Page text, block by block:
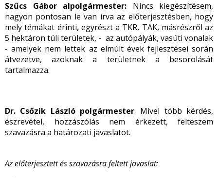
Szűcs Gábor alpolgármester: Nincs kiegészítésem,
nagyon pontosan le van írva az előterjesztésben, hogy
mely témákat érinti, egyrészt a TKR, TAK, másrészről az
5 hektáron túli területek, - az autópályák, vasúti vonalak
- amelyek nem lettek az elmúlt évek fejlesztései során
átvezetve, azoknak a területnek a besorolását
tartalmazza.
Dr. Csőzik László polgármester: Mivel több kérdés,
észrevétel, hozzászólás nem érkezett, felteszem
szavazásra a határozati javaslatot.
Az előterjesztett és szavazásra feltett javaslat: